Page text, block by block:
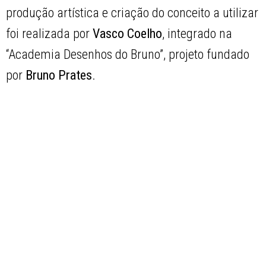
produção artística e criação do conceito a utilizar
foi realizada porVasco Coelho, integrado na
“Academia Desenhos do Bruno”, projeto fundado
por Bruno Prates.